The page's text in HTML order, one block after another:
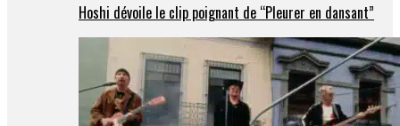
Hoshi dévoile le clip poignant de “Pleurer en dansant”